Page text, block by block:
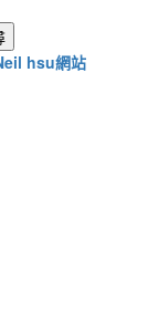
hsu網站